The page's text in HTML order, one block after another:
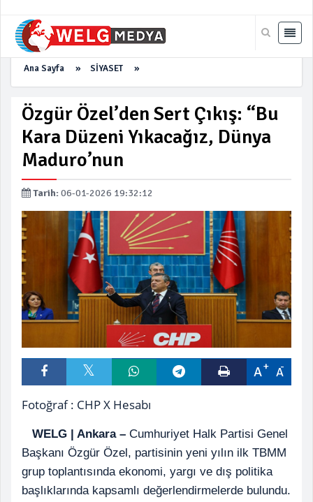
Ana Sayfa » SİYASET »
Özgür Özel’den Sert Çıkış: “Bu
Kara Düzeni Yıkacağız, Dünya
Maduro’nun
Tarih:06-01-2026 19:32:12
A A
Fotoğraf : CHP X Hesabı
WELG | Ankara – Cumhuriyet Halk Partisi Genel
Başkanı Özgür Özel, partisinin yeni yılın ilk TBMM
grup toplantısında ekonomi, yargı ve dış politika
başlıklarında kapsamlı değerlendirmelerde bulundu.